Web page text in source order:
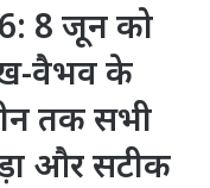
8 जून को
वैभव के
तक सभी
और सटीक